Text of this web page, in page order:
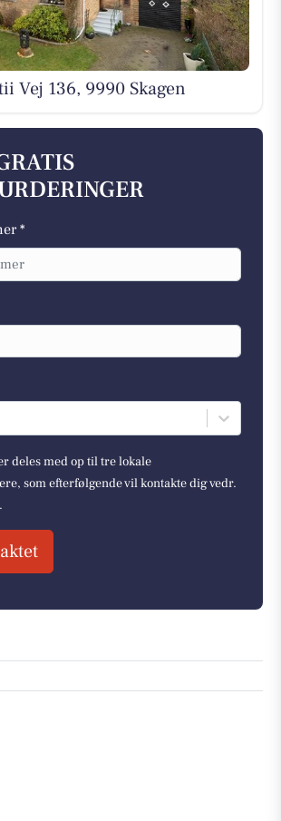
Vej 136, 9990 Skagen
*
deles med op til tre lokale
som efterfølgende vil kontakte dig vedr.